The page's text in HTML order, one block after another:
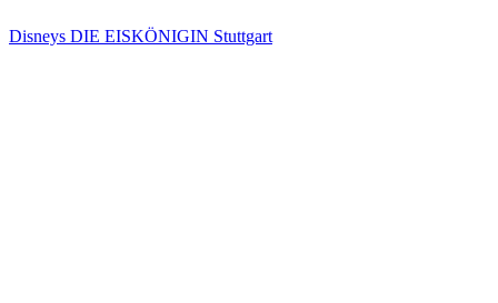
Disneys DIE EISKÖNIGIN Stuttgart